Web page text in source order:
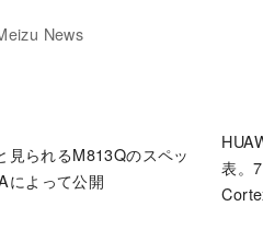
News
見られるM813Qのスペッ
によって公開
表。